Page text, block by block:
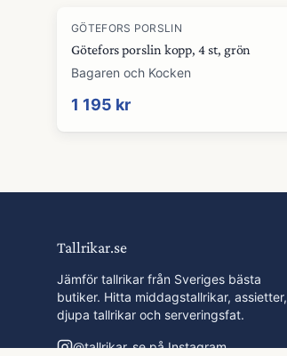
GÖTEFORS PORSLIN
Götefors porslin kopp, 4 st, grön
Bagaren och Kocken
1 195 kr
Tallrikar.se
Jämför tallrikar från Sveriges bästa
butiker. Hitta middagstallrikar, assietter,
djupa tallrikar och serveringsfat.
@tallrikar_sepå Instagram